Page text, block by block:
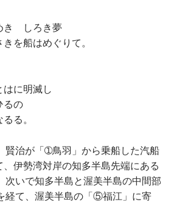
き しろき夢
を船はめぐりて。
はに明滅し
るの
る。
治が「➀鳥羽」から乗船した汽船
伊勢湾対岸の知多半島先端にある
次いで知多半島と渥美半島の中間部
経て、渥美半島の「⑤福江」に寄